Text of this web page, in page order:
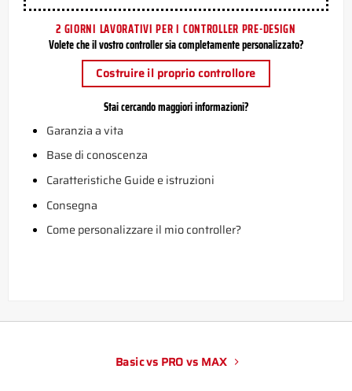
2 GIORNI LAVORATIVI PER I CONTROLLER PRE-DESIGN
Volete che il vostro controller sia completamente personalizzato?
Costruire il proprio controllore
Stai cercando maggiori informazioni?
Garanzia a vita
Base di conoscenza
Caratteristiche Guide e istruzioni
Consegna
Come personalizzare il mio controller?
Basic vs PRO vs MAX